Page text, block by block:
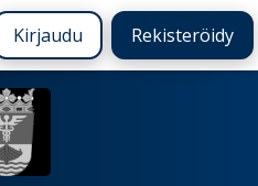
Kirjaudu Rekisteröidy